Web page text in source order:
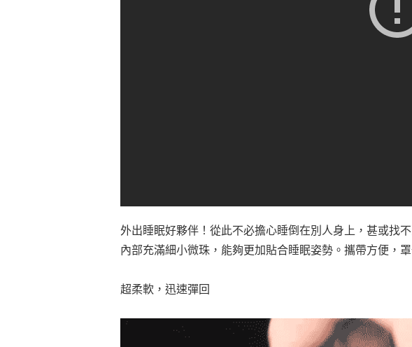
外出睡眠好夥伴！從此不必擔心睡倒在別人身上，甚或找
內部充滿細小微珠，能夠更加貼合睡眠姿勢。攜帶方便，
超柔軟，迅速彈回